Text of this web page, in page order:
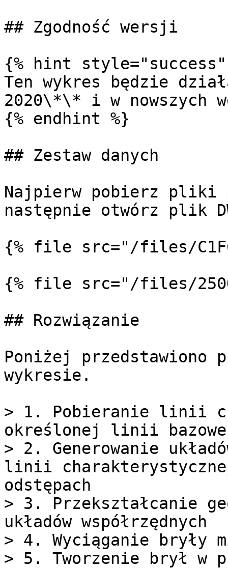
## Zgodność wersji
{% hint style="success"
Ten wykres będzie
2020\*\* i w nowszych
{% endhint %}
## Zestaw danych
Najpierw pobierz pliki
następnie otwórz plik
{% file src="/files/
{% file src="/files/
## Rozwiązanie
Poniżej przedstawiono
wykresie.
> 1. Pobieranie linii
określonej linii
> 2. Generowanie
linii
odstępach
> 3. Przekształcanie
układów współrzędnych
> 4. Wyciąganie bryły
> 5. Tworzenie brył w